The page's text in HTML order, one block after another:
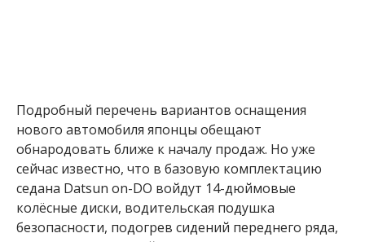
Подробный перечень вариантов оснащения
нового автомобиля японцы обещают
обнародовать ближе к началу продаж. Но уже
сейчас известно, что в базовую комплектацию
седана Datsun on-DO войдут 14-дюймовые
колёсные диски, водительская подушка
безопасности, подогрев сидений переднего ряда,